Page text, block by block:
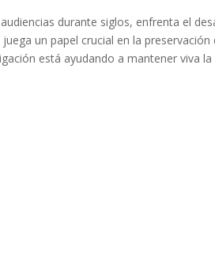
durante siglos, enfrenta el
un papel crucial en la preservación
está ayudando a mantener viva